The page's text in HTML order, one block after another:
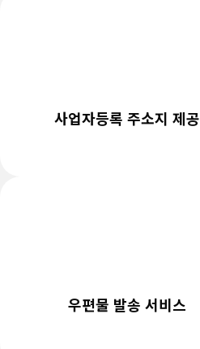
사업자등록 주소지 제공
우편물 발송 서비스